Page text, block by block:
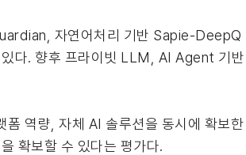
자연어처리 기반 Sapie-DeepQ
다. 향후 프라이빗 LLM, AI Agent 기반
역량, 자체 AI 솔루션을 동시에 확보
확보할 수 있다는 평가다.